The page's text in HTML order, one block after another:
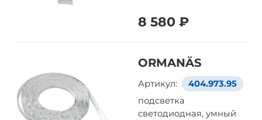
8 580 ₽
ORMANÄS
Артикул:
404.973.95
подсветка
светодиодная, умный